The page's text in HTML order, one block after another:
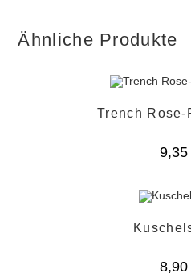
Ähnliche Produkte
Trench Rose-
9,35
8,90